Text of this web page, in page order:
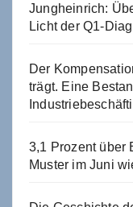
Jungheinrich:
Licht der Q1-
Der
trägt. Eine
3,1 Prozent über
Muster im Juni